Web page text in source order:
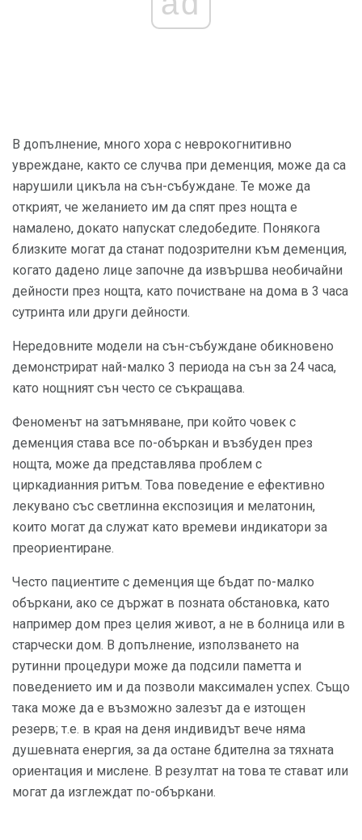
В допълнение, много хора с неврокогнитивно
увреждане, както се случва при деменция, може да са
нарушили цикъла на сън-събуждане. Те може да
открият, че желанието им да спят през нощта е
намалено, докато напускат следобедите. Понякога
близките могат да станат подозрителни към деменция,
когато дадено лице започне да извършва необичайни
дейности през нощта, като почистване на дома в 3 часа
сутринта или други дейности.
Нередовните модели на сън-събуждане обикновено
демонстрират най-малко 3 периода на сън за 24 часа,
като нощният сън често се съкращава.
Феноменът на затъмняване, при който човек с
деменция става все по-объркан и възбуден през
нощта, може да представлява проблем с
циркадианния ритъм. Това поведение е ефективно
лекувано със светлинна експозиция и мелатонин,
които могат да служат като времеви индикатори за
преориентиране.
Често пациентите с деменция ще бъдат по-малко
объркани, ако се държат в позната обстановка, като
например дом през целия живот, а не в болница или в
старчески дом. В допълнение, използването на
рутинни процедури може да подсили паметта и
поведението им и да позволи максимален успех. Също
така може да е възможно залезът да е изтощен
резерв; т.е. в края на деня индивидът вече няма
душевната енергия, за да остане бдителна за тяхната
ориентация и мислене. В резултат на това те стават или
могат да изглеждат по-объркани.